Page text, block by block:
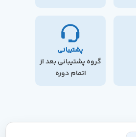
پشتیبانی
گروه پشتیبانی بعد از
اتمام دوره